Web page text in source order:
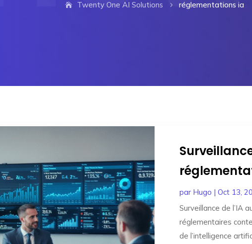
Twenty One AI Solutions 5 réglementations ia
par Hugo | Oct 13,
Surveillance de l’IA
réglementaires
de l’intelligence